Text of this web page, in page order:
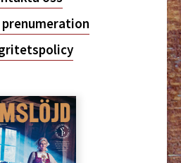
prenumeration